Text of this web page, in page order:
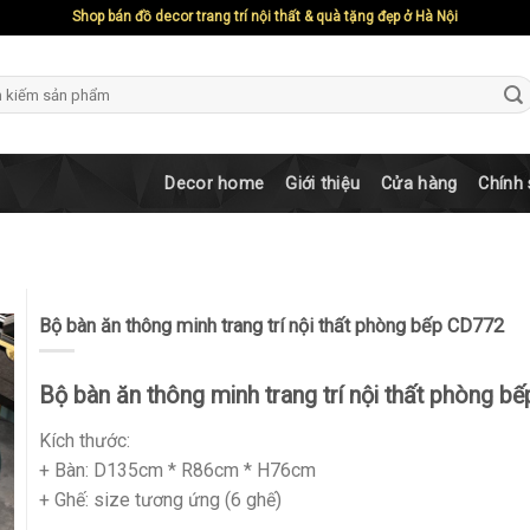
Shop bán đồ decor trang trí nội thất & quà tặng đẹp ở Hà Nội
Decor home Giới thiệu Cửa hàng Chính
Bộ bàn ăn thông minh trang trí nội thất phòng bếp CD772
Bộ bàn ăn thông minh trang trí nội thất phòng
Kích thước:
+ Bàn: D135cm * R86cm * H76cm
+ Ghế: size tương ứng (6 ghế)